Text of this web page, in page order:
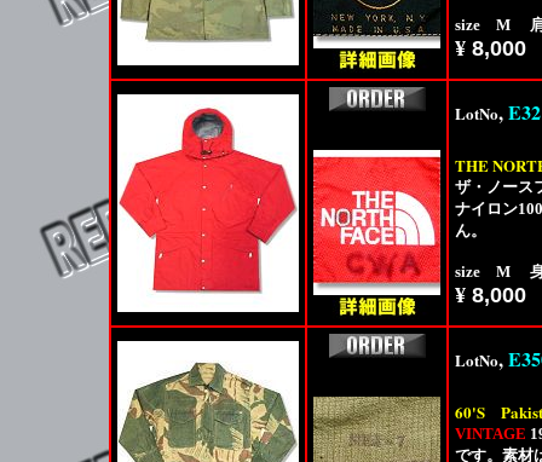
size M 肩
¥ 8,000
LotNo,
THE
ザ・ノース
ナイロン
ん。
size M 身
¥ 8,000
LotNo,
60'S
VINTAGE
です。素材